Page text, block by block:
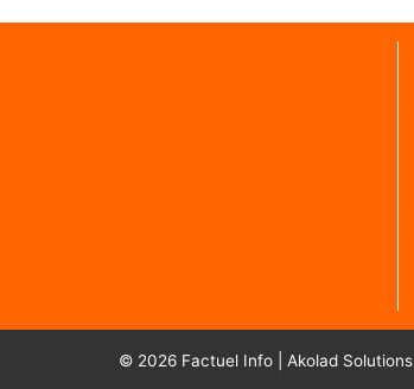
© 2026 Factuel Info Akolad Solutions